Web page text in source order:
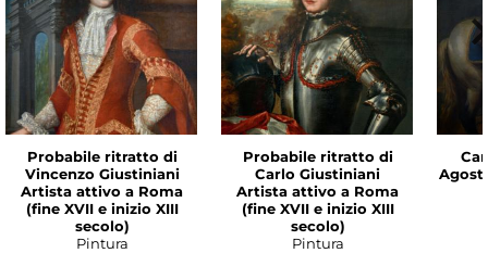
Probabile ritratto di
Vincenzo Giustiniani
Artista attivo a Roma
(fine XVII e inizio XIII
secolo)
Pintura
Probabile ritratto di
Carlo Giustiniani
Artista attivo a Roma
(fine XVII e inizio XIII
secolo)
Pintura